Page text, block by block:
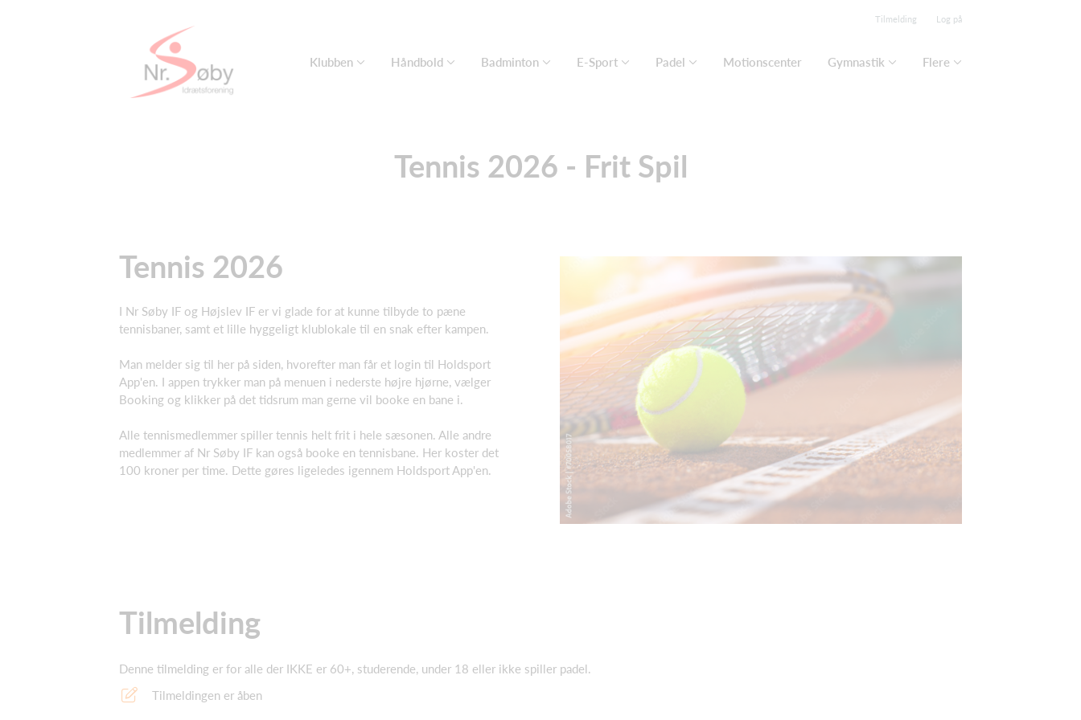
Tilmelding Log på
Klubben Håndbold Badminton E-Sport Padel Motionscenter Gymnastik Flere
Tennis 2026 - Frit Spil
Tennis 2026
I Nr Søby IF og Højslev IF er vi glade for at kunne tilbyde to pæne
tennisbaner, samt et lille hyggeligt klublokale til en snak efter kampen.
Man melder sig til her på siden, hvorefter man får et login til Holdsport
App'en. I appen trykker man på menuen i nederste højre hjørne, vælger
Booking og klikker på det tidsrum man gerne vil booke en bane i.
Alle tennismedlemmer spiller tennis helt frit i hele sæsonen. Alle andre
medlemmer af Nr Søby IF kan også booke en tennisbane. Her koster det
100 kroner per time. Dette gøres ligeledes igennem Holdsport App'en.
Tilmelding
Denne tilmelding er for alle der IKKE er 60+, studerende, under 18 eller ikke spiller padel.
Tilmeldingen er åben